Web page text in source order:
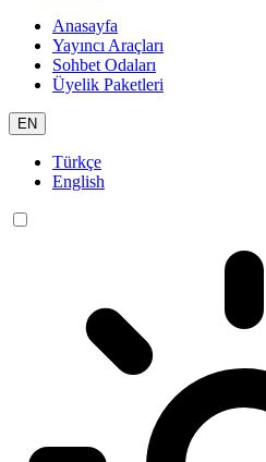
Anasayfa
Yayıncı Araçları
Sohbet Odaları
Üyelik Paketleri
EN
Türkçe
English